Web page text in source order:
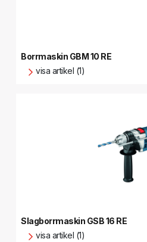
Borrmaskin GBM 10 RE
visa artikel (1)
Slagborrmaskin GSB 16 RE
visa artikel (1)